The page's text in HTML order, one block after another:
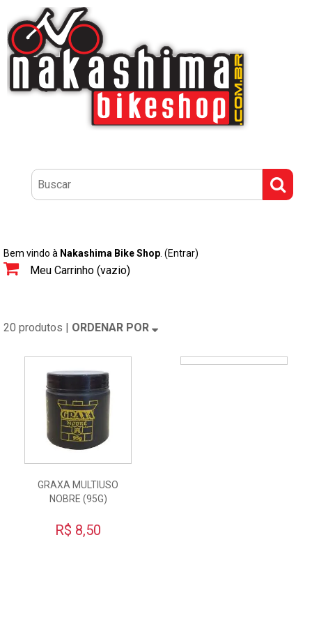
Bem vindo à Nakashima Bike Shop (Entrar)
Meu Carrinho (vazio)
20 produtos | ORDENAR POR
GRAXA MULTIUSO
NOBRE (95G)
R$ 8,50